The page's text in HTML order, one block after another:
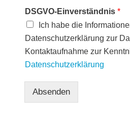
DSGVO-Einverständnis *
Ich habe die
Datenschutzerklärung zur
Kontaktaufnahme zur
Datenschutzerklärung
Absenden